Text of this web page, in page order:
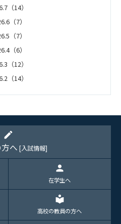
（14）
（7）
（7）
（6）
（12）
（14）
（5）
edit
へ [入試情報]
person
在学生へ
local_library
高校の教員の方へ